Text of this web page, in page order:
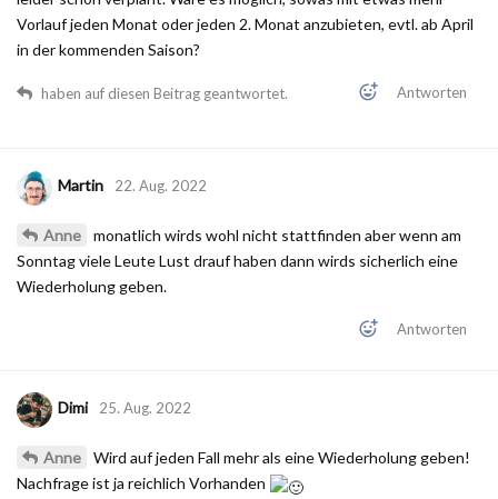
Vorlauf jeden Monat oder jeden 2. Monat anzubieten, evtl. ab April
in der kommenden Saison?
Antworten
haben auf diesen Beitrag geantwortet.
Martin 22. Aug. 2022
Anne
monatlich wirds wohl nicht stattfinden aber wenn am
Sonntag viele Leute Lust drauf haben dann wirds sicherlich eine
Wiederholung geben.
Antworten
Dimi 25. Aug. 2022
Anne
Wird auf jeden Fall mehr als eine Wiederholung geben!
Nachfrage ist ja reichlich Vorhanden